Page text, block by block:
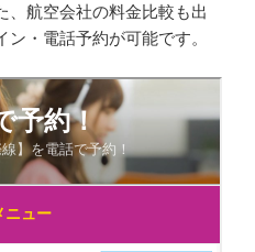
、航空会社の料金比較も出
・電話予約が可能です。